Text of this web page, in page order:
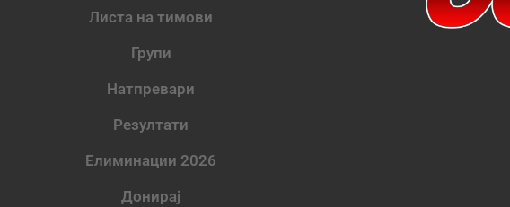
Листа на тимови
Групи
Натпревари
Резултати
Елиминации 2026
Донирај